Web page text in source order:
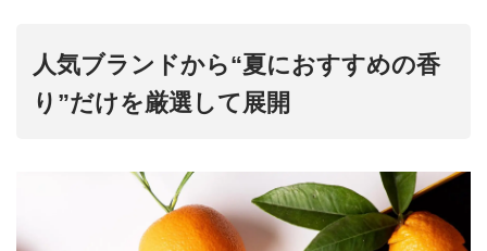
人気ブランドから“夏におすすめの香
り”だけを厳選して展開